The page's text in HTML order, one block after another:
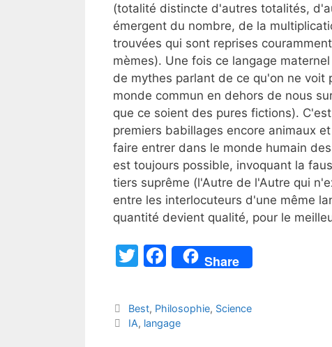
(totalité distincte d'autres totalités,
émergent du nombre, de la
trouvées qui sont reprises
mèmes). Une fois ce langage
de mythes parlant de ce qu'on ne
monde commun en dehors de nous
que ce soient des pures fictions).
premiers babillages encore animaux
faire entrer dans le monde humain
est toujours possible, invoquant la
tiers suprême (l'Autre de l'Autre qui
entre les interlocuteurs d'une même
quantité devient qualité, pour le
T
itt
er
F
a
c
e
Share
Catégories
Best, Philosophie, Science
Étiquettes
IA, langage